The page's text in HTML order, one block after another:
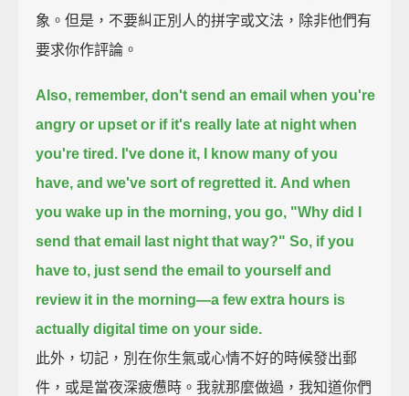
象。但是，不要糾正別人的拼字或文法，除非他們有
要求你作評論。
Also, remember, don't send an email when you're
angry or upset or if it's really late at night when
you're tired. I've done it, I know many of you
have, and we've sort of regretted it. And when
you wake up in the morning, you go, "Why did I
send that email last night that way?" So, if you
have to, just send the email to yourself and
review it in the morning—a few extra hours is
actually digital time on your side.
此外，切記，別在你生氣或心情不好的時候發出郵
件，或是當夜深疲憊時。我就那麼做過，我知道你們